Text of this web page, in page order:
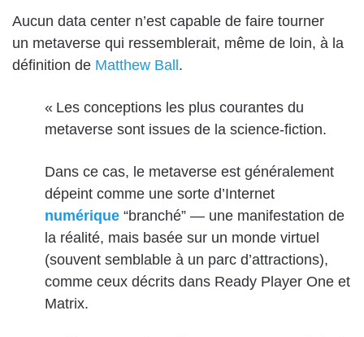
Aucun data center n’est capable de faire tourner
un metaverse qui ressemblerait, même de loin, à la
définition de Matthew Ball.
« Les conceptions les plus courantes du
metaverse sont issues de la science-fiction.
Dans ce cas, le metaverse est généralement
dépeint comme une sorte d’Internet
numérique “branché” — une manifestation de
la réalité, mais basée sur un monde virtuel
(souvent semblable à un parc d’attractions),
comme ceux décrits dans Ready Player One et
Matrix.